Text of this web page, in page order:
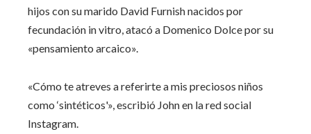
hijos con su marido David Furnish nacidos por
fecundación in vitro, atacó a Domenico Dolce por su
«pensamiento arcaico».
«Cómo te atreves a referirte a mis preciosos niños
como ‘sintéticos'», escribió John en la red social
Instagram.